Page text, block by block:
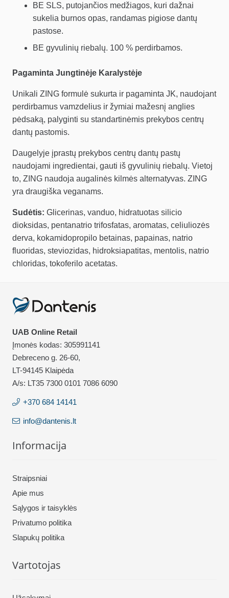
BE SLS, putojančios medžiagos, kuri dažnai
sukelia burnos opas, randamas pigiose dantų
pastose.
BE gyvulinių riebalų. 100 % perdirbamos.
Pagaminta Jungtinėje Karalystėje
Unikali ZING formulė sukurta ir pagaminta JK, naudojant
perdirbamus vamzdelius ir žymiai mažesnį anglies
pėdsaką, palyginti su standartinėmis prekybos centrų
dantų pastomis.
Daugelyje įprastų prekybos centrų dantų pastų
naudojami ingredientai, gauti iš gyvulinių riebalų. Vietoj
to, ZING naudoja augalinės kilmės alternatyvas. ZING
yra draugiška veganams.
Sudėtis: Glicerinas, vanduo, hidratuotas silicio
dioksidas, pentanatrio trifosfatas, aromatas, celiuliozės
derva, kokamidopropilo betainas, papainas, natrio
fluoridas, steviozidas, hidroksiapatitas, mentolis, natrio
chloridas, tokoferilo acetatas.
UAB Online Retail
Įmonės kodas: 305991141
Debreceno g. 26-60,
LT-94145 Klaipėda
A/s: LT35 7300 0101 7086 6090
+370 684 14141
info@dantenis.lt
Informacija
Straipsniai
Apie mus
Sąlygos ir taisyklės
Privatumo politika
Slapukų politika
Vartotojas